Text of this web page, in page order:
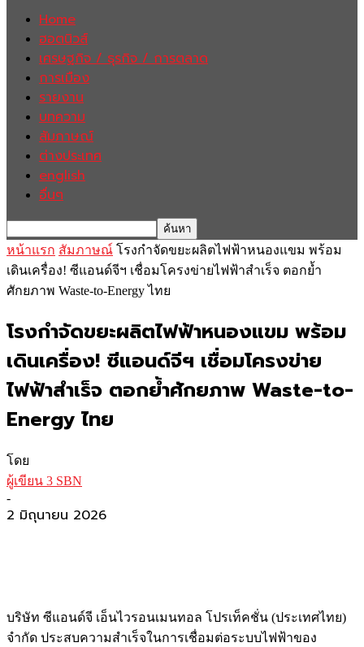
Home
ฮอตนิวส์
เศรษฐกิจ / ธุรกิจ / การตลาด
การเมือง
รายงาน
บทความ
สัมภาษณ์
ต่างประเทศ
english
อื่นๆ
หน้าแรก สัมภาษณ์ โรงกำจัดขยะผลิตไฟฟ้าหนองแขม พร้อม
เดินเครื่อง! ซีแอนด์จีฯ เชื่อมโครงข่ายไฟฟ้าสำเร็จ ตอกย้ำ
ศักยภาพ Waste-to-Energy ไทย
โรงกำจัดขยะผลิตไฟฟ้าหนองแขม พร้อม
เดินเครื่อง! ซีแอนด์จีฯ เชื่อมโครงข่าย
ไฟฟ้าสำเร็จ ตอกย้ำศักยภาพ Waste-to-
Energy ไทย
โดย
ผู้เขียน 3 SBN
-
2 มิถุนายน 2026
บริษัท ซีแอนด์จี เอ็นไวรอนเมนทอล โปรเท็คชั่น (ประเทศไทย)
จำกัด ประสบความสำเร็จในการเชื่อมต่อระบบไฟฟ้าของ